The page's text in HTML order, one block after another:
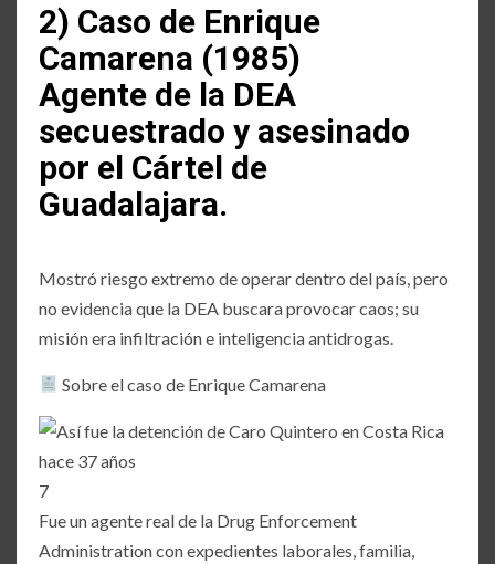
2) Caso de Enrique
Camarena (1985)
Agente de la DEA
secuestrado y asesinado
por el Cártel de
Guadalajara.
Mostró riesgo extremo de operar dentro del país, pero
no evidencia que la DEA buscara provocar caos; su
misión era infiltración e inteligencia antidrogas.
Sobre el caso de Enrique Camarena
7
Fue un agente real de la Drug Enforcement
Administration con expedientes laborales, familia,